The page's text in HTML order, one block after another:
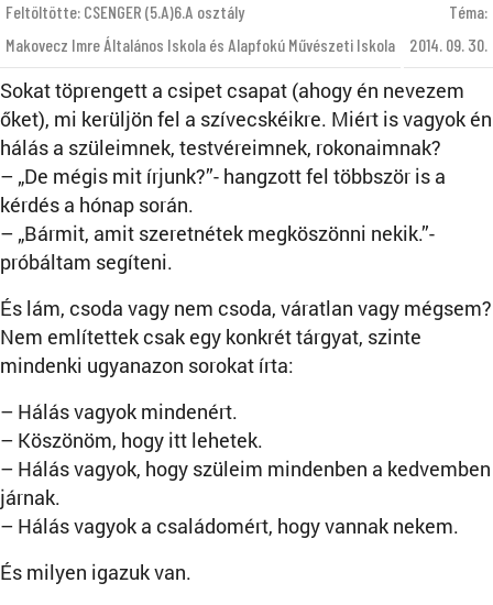
Feltöltötte: CSENGER (5.A)6.A osztály
Makovecz Imre Általános Iskola és Alapfokú Művészeti Iskola
Téma:
2014. 09. 30.
Sokat töprengett a csipet csapat (ahogy én nevezem
őket), mi kerüljön fel a szívecskéikre. Miért is vagyok én
hálás a szüleimnek, testvéreimnek, rokonaimnak?
– „De mégis mit írjunk?”- hangzott fel többször is a
kérdés a hónap során.
– „Bármit, amit szeretnétek megköszönni nekik.”-
próbáltam segíteni.
És lám, csoda vagy nem csoda, váratlan vagy mégsem?
Nem említettek csak egy konkrét tárgyat, szinte
mindenki ugyanazon sorokat írta:
– Hálás vagyok mindenért.
– Köszönöm, hogy itt lehetek.
– Hálás vagyok, hogy szüleim mindenben a kedvemben
járnak.
– Hálás vagyok a családomért, hogy vannak nekem.
És milyen igazuk van.